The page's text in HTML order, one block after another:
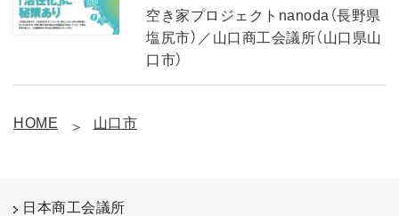
空き家プロジェクトnanoda（長野県
塩尻市）／山口商工会議所（山口県山
口市）
HOME 山口市
日本商工会議所